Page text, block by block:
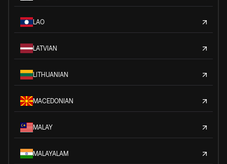
LAO
LATVIAN
LITHUANIAN
MACEDONIAN
MALAY
MALAYALAM